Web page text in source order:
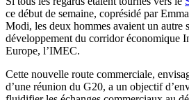
ce début de semaine, coprésidé par
Modi, les deux hommes avaient un autre
développement du corridor économique
Europe, l’IMEC.
Cette nouvelle route commerciale,
d’une réunion du G20, a un objectif